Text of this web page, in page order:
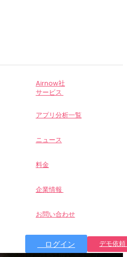
Airnow社
サービス
アプリ分析一覧
ニュース
料金
企業情報
お問い合わせ
ログイン デモ依頼